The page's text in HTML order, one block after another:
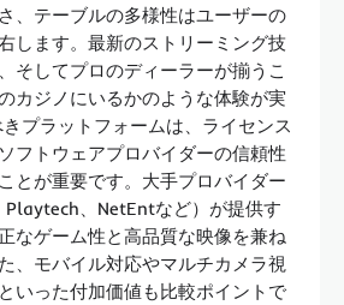
、テーブルの多様性はユーザーの
します。最新のストリーミング技
そしてプロのディーラーが揃うこ
カジノにいるかのような体験が実
プラットフォームは、ライセンス
フトウェアプロバイダーの信頼性
とが重要です。大手プロバイダー
Playtech、NetEntなど）が提供す
なゲーム性と高品質な映像を兼ね
、モバイル対応やマルチカメラ視
いった付加価値も比較ポイントで